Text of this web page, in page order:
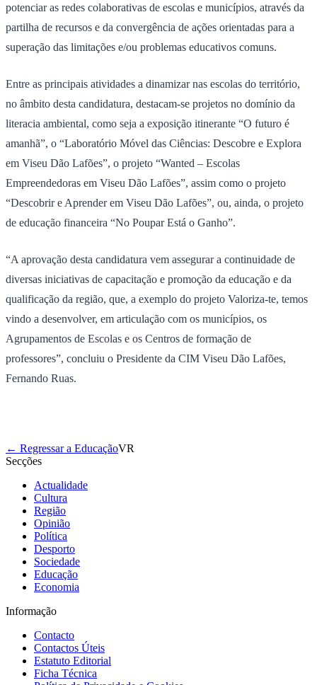
potenciar as redes colaborativas de escolas e municípios, através da
partilha de recursos e da convergência de ações orientadas para a
superação das limitações e/ou problemas educativos comuns.
Entre as principais atividades a dinamizar nas escolas do território,
no âmbito desta candidatura, destacam-se projetos no domínio da
literacia ambiental, como seja a exposição itinerante “O futuro é
amanhã”, o “Laboratório Móvel das Ciências: Descobre e Explora
em Viseu Dão Lafões”, o projeto “Wanted – Escolas
Empreendedoras em Viseu Dão Lafões”, assim como o projeto
“Descobrir e Aprender em Viseu Dão Lafões”, ou, ainda, o projeto
de educação financeira “No Poupar Está o Ganho”.
“A aprovação desta candidatura vem assegurar a continuidade de
diversas iniciativas de capacitação e promoção da educação e da
qualificação da região, que, a exemplo do projeto Valoriza-te, temos
vindo a desenvolver, em articulação com os municípios, os
Agrupamentos de Escolas e os Centros de formação de
professores”, concluiu o Presidente da CIM Viseu Dão Lafões,
Fernando Ruas.
← Regressar a EducaçãoVR
Secções
Actualidade
Cultura
Região
Opinião
Política
Desporto
Sociedade
Educação
Economia
Informação
Contacto
Contactos Úteis
Estatuto Editorial
Ficha Técnica